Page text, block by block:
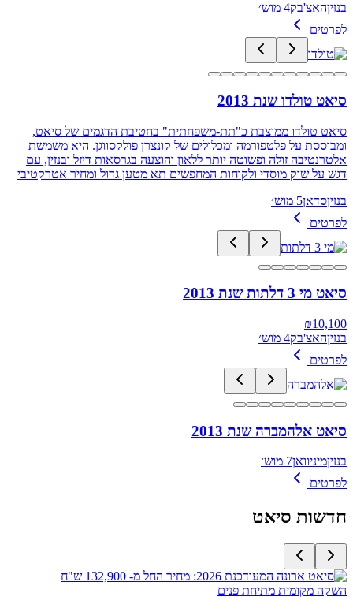
בנזיןהאצ'בק4 מוש׳
לפרטים
סיאט טולדו שנת 2013
סיאט טולדו ממוצבת כ"תת‑משפחתית" בחטיבת הדגמים של סיאט,
ומבוססת על פלטפורמה ומכלולים של קונצרן פולקסווגן. היא משמשת
אלטרנטיבה זולה ופשוטה יותר ללאון והוצעה בגרסאות דיזל ובנזין, עם
דגש על שוק מוסדי ולקוחות המחפשים תא מטען גדול ומחיר אטרקטיבי
בנזיןסדאן5 מוש׳
לפרטים
סיאט מי 3 דלתות שנת 2013
₪10,100
בנזיןהאצ'בק4 מוש׳
לפרטים
סיאט אלהמברה שנת 2013
בנזיןמיניוואן7 מוש׳
לפרטים
חדשות סיאט
השקה מקומית מתיחת פנים